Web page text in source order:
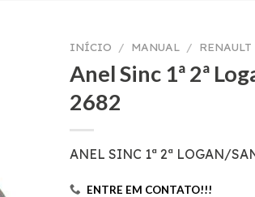
INÍCIO / MANUAL /
Anel Sinc 1ª 2ª
2682
ANEL SINC 1ª 2ª LOGAN/
ENTRE EM CONTATO!!!